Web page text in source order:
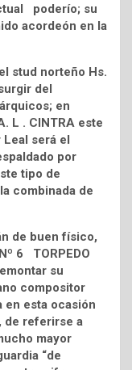
poderío; su
acordeón en la
stud norteño Hs.
del
en
L . CINTRA este
será el
por
tipo de
combinada de
de buen físico,
6 TORPEDO
su
compositor
en esta ocasión
de referirse a
mayor
“de